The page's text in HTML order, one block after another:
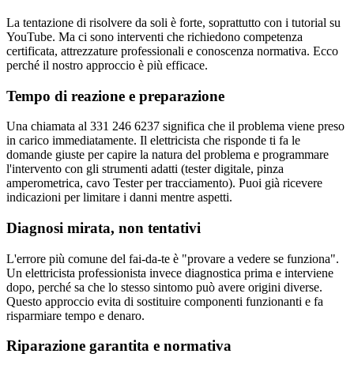
La tentazione di risolvere da soli è forte, soprattutto con i tutorial su
YouTube. Ma ci sono interventi che richiedono competenza
certificata, attrezzature professionali e conoscenza normativa. Ecco
perché il nostro approccio è più efficace.
Tempo di reazione e preparazione
Una chiamata al 331 246 6237 significa che il problema viene preso
in carico immediatamente. Il elettricista che risponde ti fa le
domande giuste per capire la natura del problema e programmare
l'intervento con gli strumenti adatti (tester digitale, pinza
amperometrica, cavo Tester per tracciamento). Puoi già ricevere
indicazioni per limitare i danni mentre aspetti.
Diagnosi mirata, non tentativi
L'errore più comune del fai-da-te è "provare a vedere se funziona".
Un elettricista professionista invece diagnostica prima e interviene
dopo, perché sa che lo stesso sintomo può avere origini diverse.
Questo approccio evita di sostituire componenti funzionanti e fa
risparmiare tempo e denaro.
Riparazione garantita e normativa